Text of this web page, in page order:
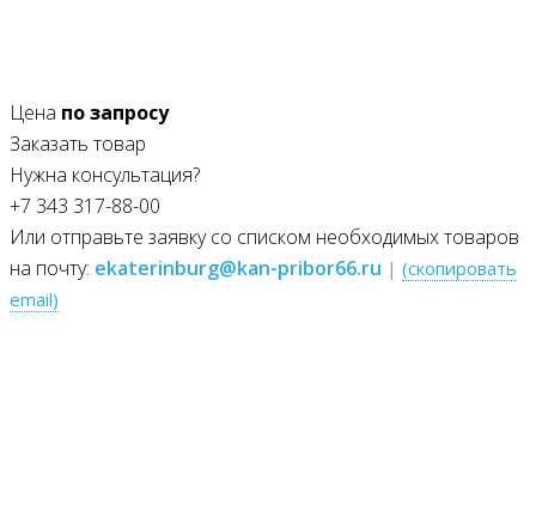
Цена по запросу
Заказать товар
Нужна консультация?
+7 343 317-88-00
Или отправьте заявку со списком необходимых товаров
на почту: ekaterinburg@kan-pribor66.ru | (скопировать
email)